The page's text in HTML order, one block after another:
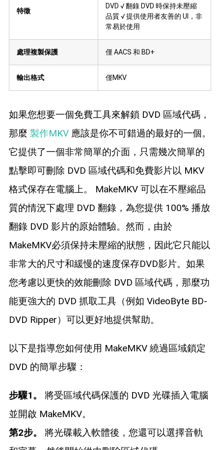
特徵
DVD √ 翻錄 DVD 時保持未壓縮
品質 √ 提供使用者友善的 UI，非
常易於使用
處理複製保護 僅 AACS 和 BD+
輸出格式 僅MKV
如果您想要一個免費工具來解鎖 DVD 區域代碼，
那麼 製作MKV應該是你不可錯過的最好的一個。
它提供了一個非常簡單的介面，只需幾次簡單的
點擊即可刪除 DVD 區域代碼和免費影片以 MKV
格式保存在電腦上。 MakeMKV 可以在不壓縮品
質的情況下處理 DVD 翻錄，為您提供 100% 播放
翻錄 DVD 影片的原始體驗。然而，由於
MakeMKV必須保持未壓縮的狀態，因此它只能以
非常大的尺寸和緩慢的速度保存DVD影片。如果
您考慮以更快的效能刪除 DVD 區域代碼，那麼功
能更強大的 DVD 抓取工具（例如 VideoByte BD-
DVD Ripper）可以更好地提供幫助。
以下是指導您如何使用 MakeMKV 繞過區域鎖定
DVD 的簡單步驟：
步驟1。 將受區域代碼保護的 DVD 光碟插入電腦
並開啟 MakeMKV。
第2步。
將光碟載入軟體後，您還可以選擇音軌